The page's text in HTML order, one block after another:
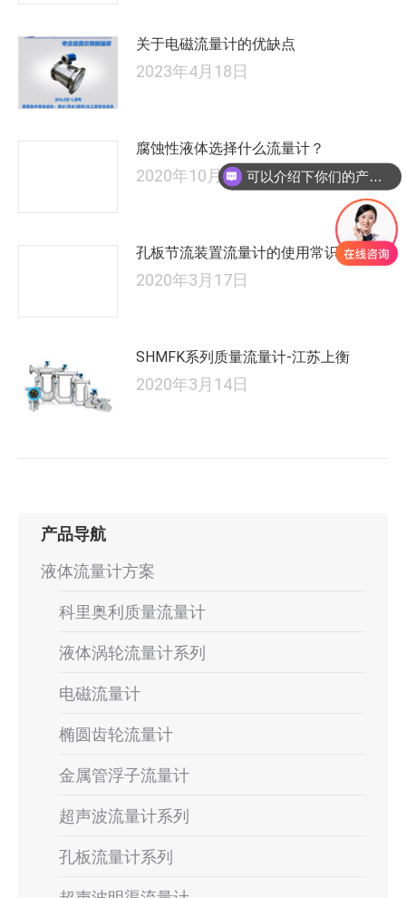
关于电磁流量计的优缺点
2023年4月18日
腐蚀性液体选择什么流量计？
2020年10月26日
孔板节流装置流量计的使用常识
2020年3月17日
SHMFK系列质量流量计-江苏上衡
2020年3月14日
产品导航
液体流量计方案
科里奥利质量流量计
液体涡轮流量计系列
电磁流量计
椭圆齿轮流量计
金属管浮子流量计
超声波流量计系列
孔板流量计系列
可以介绍下你们的产品么